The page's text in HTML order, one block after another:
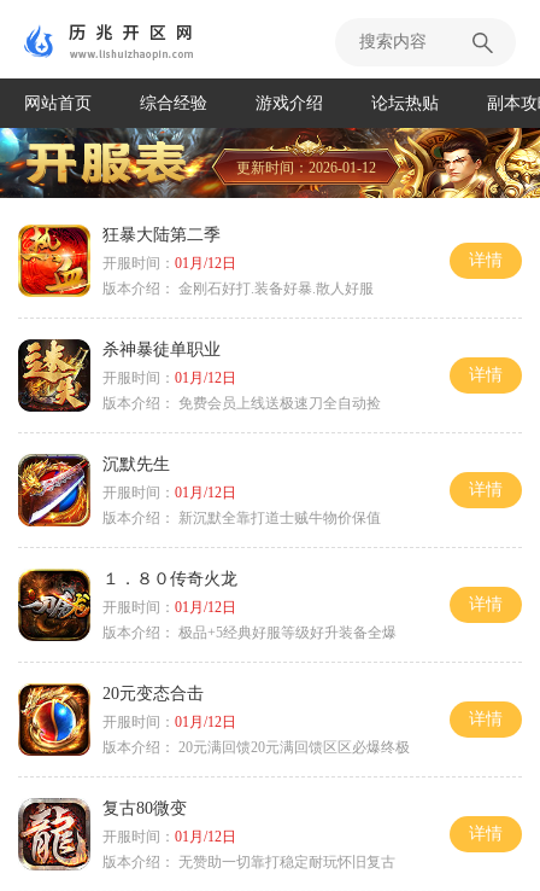
网站首页 综合经验 游戏介绍 论坛热贴 副本
更新时间：2026-01-12
狂暴大陆第二季
开服时间： 01月/12日
版本介绍： 金刚石好打.装备好暴.散人好服
详情
杀神暴徒单职业
开服时间： 01月/12日
版本介绍： 免费会员上线送极速刀全自动捡
详情
沉默先生
开服时间： 01月/12日
版本介绍：
新沉默全靠打道士贼牛物价保值
详情
１．８０传奇火龙
开服时间： 01月/12日
版本介绍： 极品+5经典好服等级好升装备全爆
详情
20元变态合击
开服时间： 01月/12日
版本介绍： 20元满回馈20元满回馈区区必爆终极
详情
复古80微变
开服时间： 01月/12日
版本介绍： 无赞助一切靠打稳定耐玩怀旧复古
详情